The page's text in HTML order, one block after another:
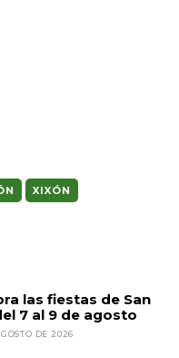
XIXÓN
las fiestas de San
7 al 9 de agosto
DE 2026